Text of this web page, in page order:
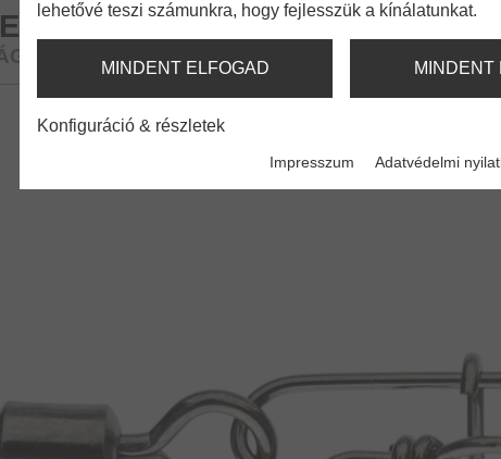
LURE SWIVEL TYPE II
KAPOCCSAL | EXTRA ERŐS
lehetővé teszi számunkra, hogy fejlesszük a kínálatunkat.
MINDENT ELFOGAD MINDENT
Konfiguráció & részletek
Impresszum Adatvédelmi